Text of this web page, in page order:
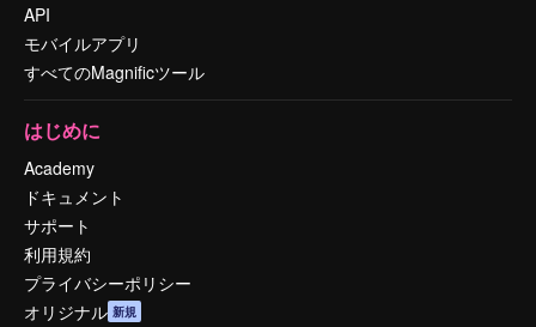
API
モバイルアプリ
すべてのMagnificツール
はじめに
Academy
ドキュメント
サポート
利用規約
プライバシーポリシー
オリジナル 新規